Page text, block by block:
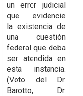
un error judicial
que evidencie
la existencia de
una cuestión
federal que deba
ser atendida en
esta instancia.
(Voto del Dr.
Barotto, Dr.